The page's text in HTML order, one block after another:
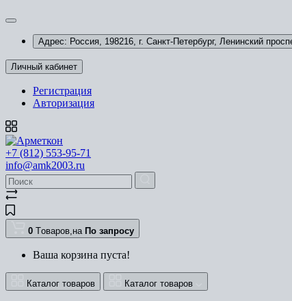
Адрес: Россия, 198216, г. Санкт-Петербург, Ленинский
Личный кабинет
Регистрация
Авторизация
+7 (812) 553-95-71
info@amk2003.ru
0 Tоваров,на По запросу
Ваша корзина пуста!
Каталог товаров Каталог товаров